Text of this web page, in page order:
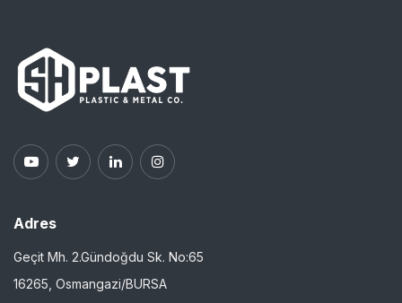
Adres
Geçit Mh. 2.Gündoğdu Sk. No:65
16265, Osmangazi/BURSA